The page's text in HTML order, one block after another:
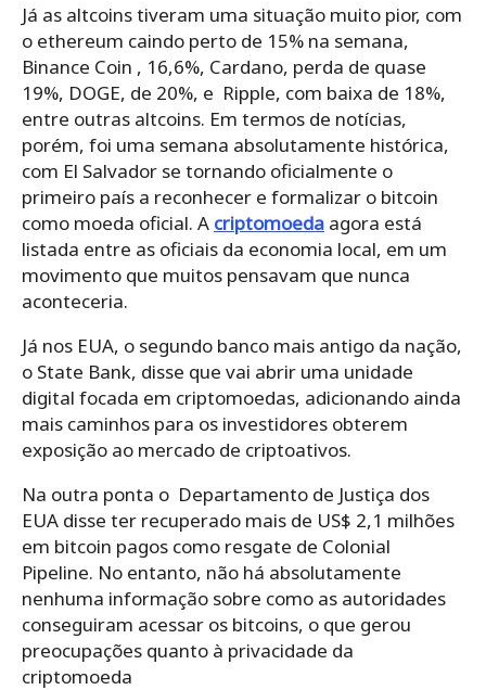
Já as altcoins tiveram uma situação muito pior, com
o ethereum caindo perto de 15% na semana,
Binance Coin , 16,6%, Cardano, perda de quase
19%, DOGE, de 20%, e Ripple, com baixa de 18%,
entre outras altcoins. Em termos de notícias,
porém, foi uma semana absolutamente histórica,
com El Salvador se tornando oficialmente o
primeiro país a reconhecer e formalizar o bitcoin
como moeda oficial. A criptomoeda agora está
listada entre as oficiais da economia local, em um
movimento que muitos pensavam que nunca
aconteceria.
Já nos EUA, o segundo banco mais antigo da nação,
o State Bank, disse que vai abrir uma unidade
digital focada em criptomoedas, adicionando ainda
mais caminhos para os investidores obterem
exposição ao mercado de criptoativos.
Na outra ponta o Departamento de Justiça dos
EUA disse ter recuperado mais de US$ 2,1 milhões
em bitcoin pagos como resgate de Colonial
Pipeline. No entanto, não há absolutamente
nenhuma informação sobre como as autoridades
conseguiram acessar os bitcoins, o que gerou
preocupações quanto à privacidade da
criptomoeda